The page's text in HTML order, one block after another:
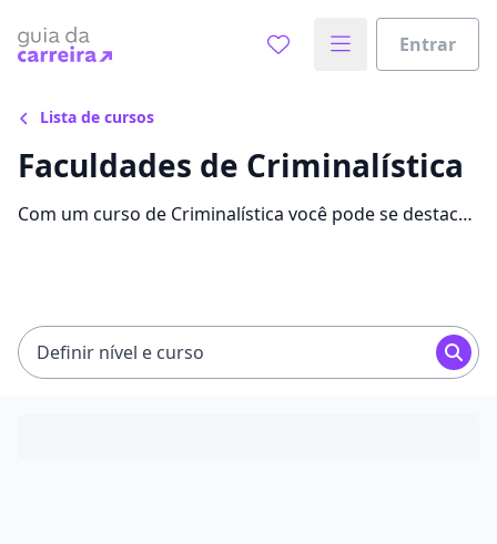
Entrar
Lista de cursos
Faculdades de Criminalística
Com um curso de Criminalística você pode se destacar
Definir nível e curso